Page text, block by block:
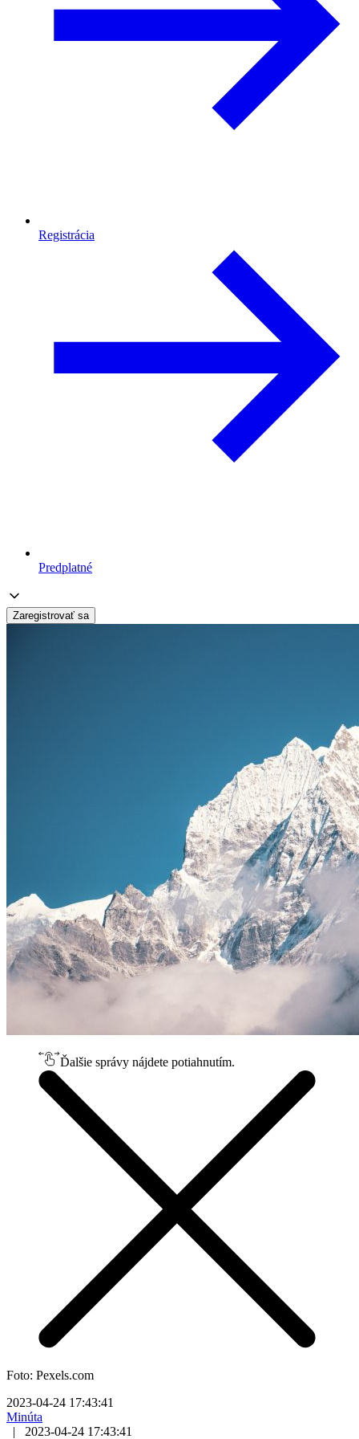
Registrácia
Predplatné
Zaregistrovať sa
Ďalšie správy nájdete potiahnutím.
Foto: Pexels.com
2023-04-24 17:43:41
Minúta
|
2023-04-24 17:43:41